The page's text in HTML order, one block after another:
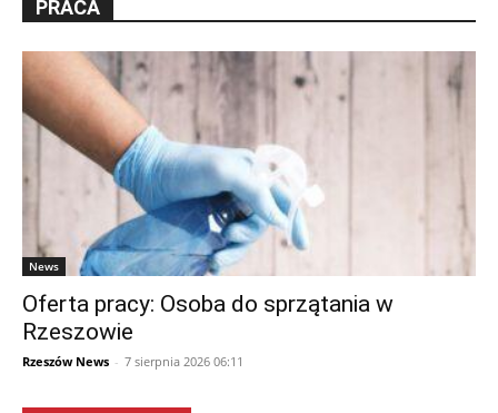
PRACA
News
Oferta pracy: Osoba do sprzątania w
Rzeszowie
Rzeszów News - 7 sierpnia 2026 06:11